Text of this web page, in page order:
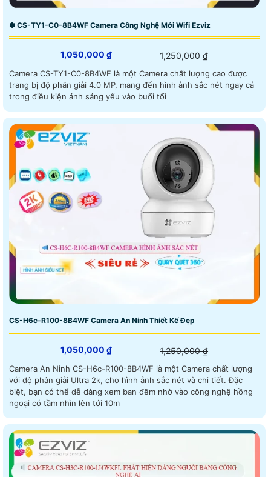
✽ CS-TY1-C0-8B4WF Camera Công Nghệ Mới Wifi Ezviz
1,050,000 ₫ 1,250,000 ₫
Camera CS-TY1-C0-8B4WF là một Camera chất lượng cao được
trang bị độ phân giải 4.0 MP, mang đến hình ảnh sắc nét ngay cả
trong điều kiện ánh sáng yếu vào buổi tối
CS-H6c-R100-8B4WF Camera An Ninh Thiết Kế Đẹp
1,050,000 ₫ 1,250,000 ₫
Camera An Ninh CS-H6c-R100-8B4WF là một Camera chất lượng
với độ phân giải Ultra 2k, cho hình ảnh sắc nét và chi tiết. Đặc
biệt, bạn có thể dễ dàng xem ban đêm nhờ vào công nghệ hồng
ngoại có tầm nhìn lên tới 10m